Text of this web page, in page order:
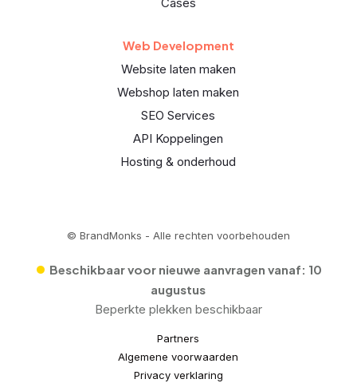
Cases
Web Development
Website laten maken
Webshop laten maken
SEO Services
API Koppelingen
Hosting & onderhoud
© BrandMonks - Alle rechten voorbehouden
• Beschikbaar voor nieuwe aanvragen vanaf: 10
augustus
Beperkte plekken beschikbaar
Partners
Algemene voorwaarden
Privacy verklaring